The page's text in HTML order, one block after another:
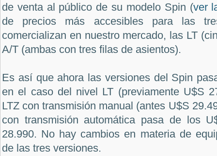
de venta al público de su modelo Spin (ver
de precios más accesibles para las
comercializan en nuestro mercado, las LT
A/T (ambas con tres filas de asientos).
Es así que ahora las versiones del Spin
en el caso del nivel LT (previamente U$S
LTZ con transmisión manual (antes U$S
con transmisión automática pasa de los
28.990. No hay cambios en materia de
de las tres versiones.